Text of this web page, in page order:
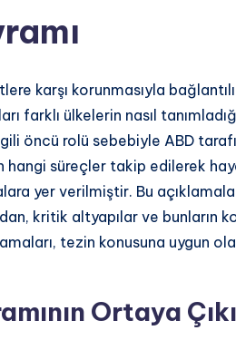
karşı korunmasıyla
farklı ülkelerin nasıl
öncü rolü sebebiyle ABD
hangi süreçler takip edilerek
yer verilmiştir. Bu
kritik altyapılar ve bunların
tezin konusuna uygun
Ortaya